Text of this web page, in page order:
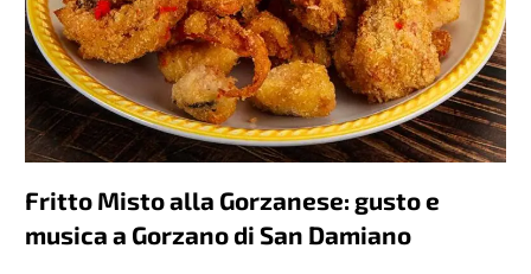
Fritto Misto alla Gorzanese: gusto e
musica a Gorzano di San Damiano